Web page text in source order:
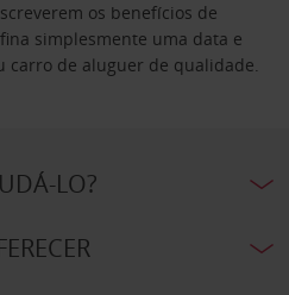
os benefícios de
simplesmente uma data e
carro de aluguer de qualidade.
LO?